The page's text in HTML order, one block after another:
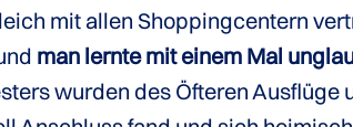
mit allen Shoppingcentern
man lernte mit einem Mal
wurden des Öfteren